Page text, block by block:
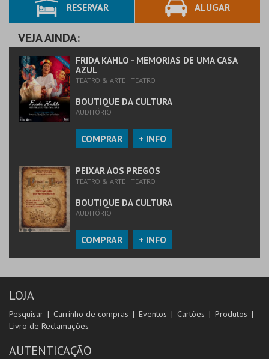
RESERVAR ALUGAR
VEJA AINDA:
FRIDA KAHLO - MEMÓRIAS DE UMA CASA
AZUL
TEATRO & ARTE | TEATRO
BOUTIQUE DA CULTURA
AUDITÓRIO
COMPRAR + INFO
PEIXAR AOS PREGOS
TEATRO & ARTE | TEATRO
BOUTIQUE DA CULTURA
AUDITÓRIO
COMPRAR + INFO
LOJA
Pesquisar Carrinho de compras Eventos Cartões
Produtos
Livro de Reclamações
AUTENTICAÇÃO